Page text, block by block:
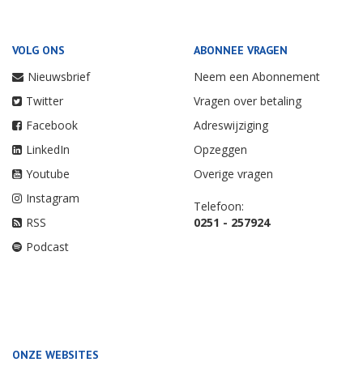
VOLG ONS
Nieuwsbrief
Twitter
Facebook
LinkedIn
Youtube
Instagram
RSS
Podcast
ABONNEE VRAGEN
Neem een Abonnement
Vragen over betaling
Adreswijziging
Opzeggen
Overige vragen
Telefoon:
0251 - 257924
ONZE WEBSITES